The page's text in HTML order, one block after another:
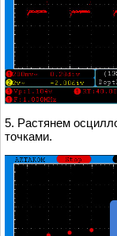
5. Растянем
точками.